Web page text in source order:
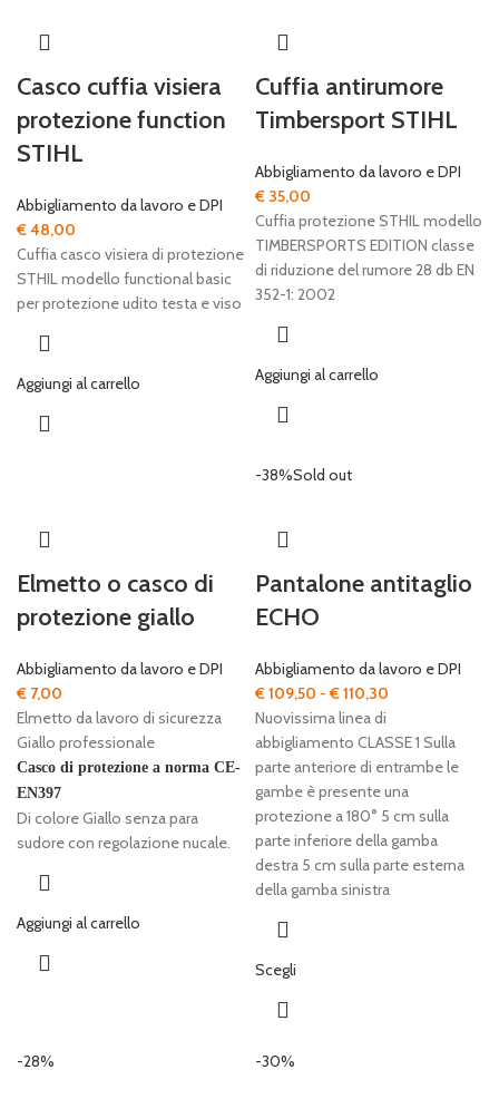
Casco cuffia visiera
protezione function
STIHL
Abbigliamento da lavoro e DPI
€48,00
Cuffia casco visiera di protezione
STHIL modello functional basic
per protezione udito testa e viso
Aggiungi al carrello
Cuffia antirumore
Timbersport STIHL
Abbigliamento da lavoro e DPI
€ 35,00
Cuffia protezione STHIL modello
TIMBERSPORTS EDITION classe
di riduzione del rumore 28 db EN
352-1: 2002
Aggiungi al carrello
Elmetto o casco di
protezione giallo
Abbigliamento da lavoro e DPI
€ 7,00
Elmetto da lavoro di sicurezza
Giallo professionale
Casco di protezione a norma CE-
EN397
Di colore Giallo senza para
sudore con regolazione nucale.
Aggiungi al carrello
-38%Sold out
Pantalone antitaglio
ECHO
Abbigliamento da lavoro e DPI
€109,50 - €110,30
prezzo:
da
€ 109,50
a
€ 110,30
Nuovissima linea di
abbigliamento CLASSE 1 Sulla
parte anteriore di entrambe le
gambe è presente una
protezione a 180° 5 cm sulla
parte inferiore della gamba
destra 5 cm sulla parte esterna
della gamba sinistra
Scegli
-28% -30%